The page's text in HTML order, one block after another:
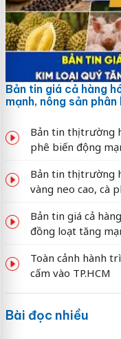
Bản tin giá cả hàng
mạnh, nông sản phân
Bản tin thị trường
phê biến động
Bản tin thị trường
vàng neo cao, cà
Bản tin giá cả
đồng loạt tăng
Toàn cảnh hành
cấm vào TP.HCM
Bài đọc nhiều